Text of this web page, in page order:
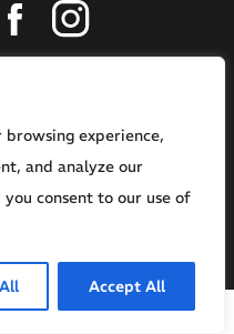
browsing experience,
and analyze our
consent to our use of
Accept All
& CGU